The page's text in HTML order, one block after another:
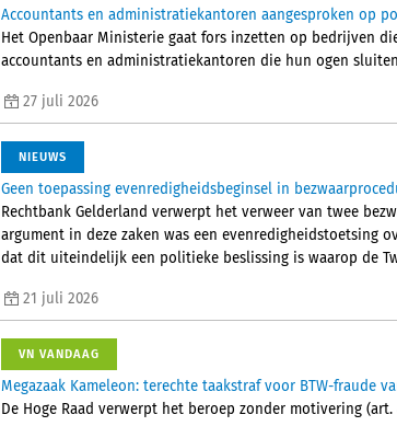
Accountants en administratiekantoren aangesproken op
Het Openbaar Ministerie gaat fors inzetten op bedrijven
accountants en administratiekantoren die hun ogen
27 juli 2026
NIEUWS
Geen toepassing evenredigheidsbeginsel in
Rechtbank Gelderland verwerpt het verweer van twee
argument in deze zaken was een evenredigheidstoetsing
dat dit uiteindelijk een politieke beslissing is waarop de
21 juli 2026
VN VANDAAG
Megazaak Kameleon: terechte taakstraf voor BTW-fraude
De Hoge Raad verwerpt het beroep zonder motivering (art.